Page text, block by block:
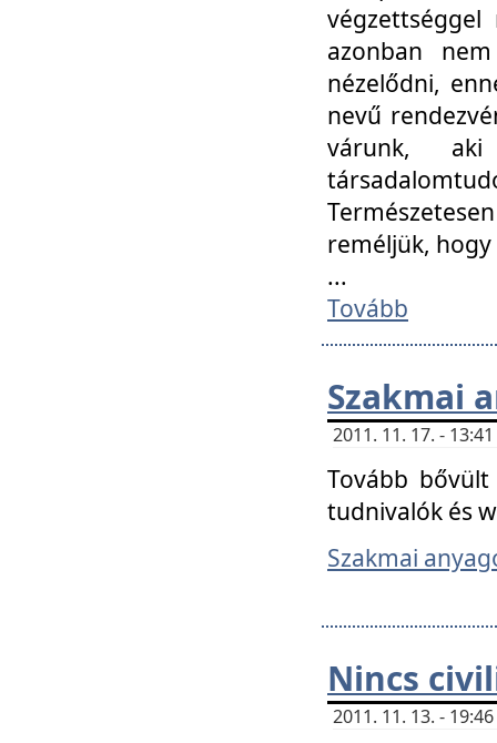
azonban
nézelődni,
nevű
várunk, aki
reméljük,
...
Tovább
Szakmai
2011. 11. 17. -
Tovább bővült
tudnivalók és
Szakmai
Nincs
2011. 11. 13. -